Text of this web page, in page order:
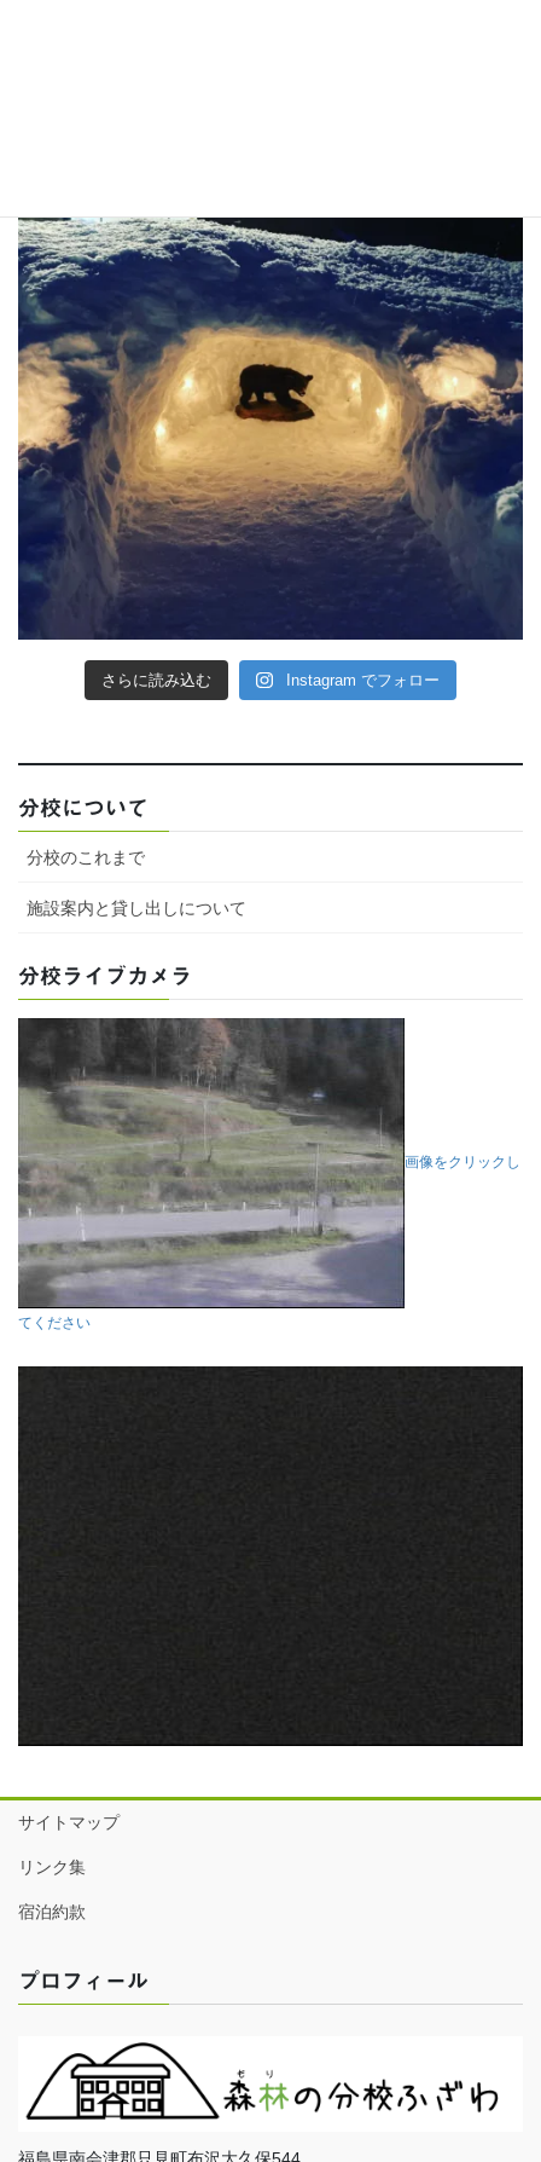
さらに読み込む Instagram でフォロー
分校について
分校のこれまで
施設案内と貸し出しについて
分校ライブカメラ
画像をクリックし
てください
サイトマップ
リンク集
宿泊約款
プロフィール